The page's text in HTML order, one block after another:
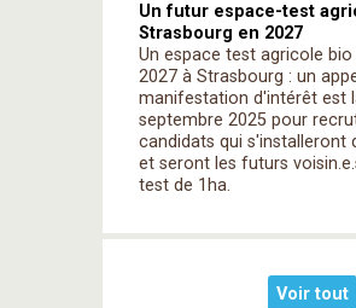
Un futur espace-test
Strasbourg en 2027
Un espace test agricole
2027 à Strasbourg : un
manifestation d'intérêt est
septembre 2025 pour
candidats qui s'installeront
et seront les futurs
test de 1ha.
Voir tout